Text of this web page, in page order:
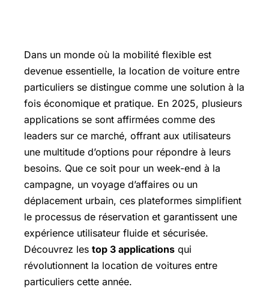
Dans un monde où la mobilité flexible est
devenue essentielle, la location de voiture entre
particuliers se distingue comme une solution à la
fois économique et pratique. En 2025, plusieurs
applications se sont affirmées comme des
leaders sur ce marché, offrant aux utilisateurs
une multitude d’options pour répondre à leurs
besoins. Que ce soit pour un week-end à la
campagne, un voyage d’affaires ou un
déplacement urbain, ces plateformes simplifient
le processus de réservation et garantissent une
expérience utilisateur fluide et sécurisée.
Découvrez les top 3 applications qui
révolutionnent la location de voitures entre
particuliers cette année.